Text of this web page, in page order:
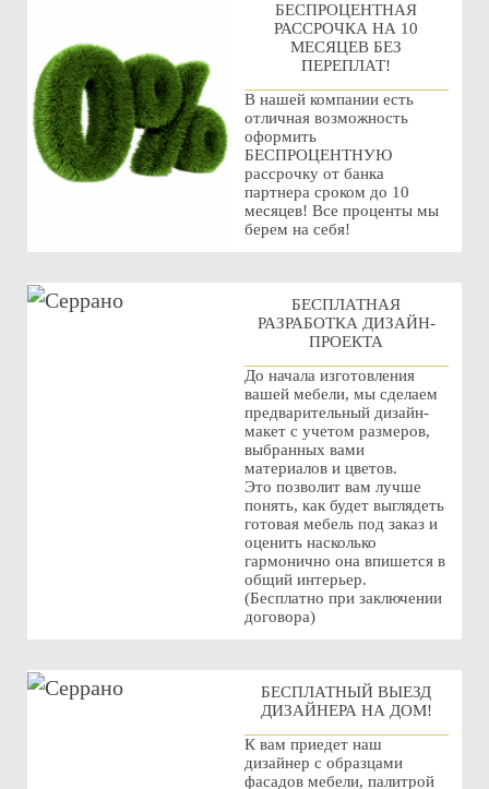
БЕСПРОЦЕНТНАЯ
РАССРОЧКА НА 10
МЕСЯЦЕВ БЕЗ
ПЕРЕПЛАТ!
В нашей компании есть
отличная возможность
оформить
БЕСПРОЦЕНТНУЮ
рассрочку от банка
партнера сроком до 10
месяцев! Все проценты мы
берем на себя!
БЕСПЛАТНАЯ
РАЗРАБОТКА ДИЗАЙН-
ПРОЕКТА
До начала изготовления
вашей мебели, мы сделаем
предварительный дизайн-
макет с учетом размеров,
выбранных вами
материалов и цветов.
Это позволит вам лучше
понять, как будет выглядеть
готовая мебель под заказ и
оценить насколько
гармонично она впишется в
общий интерьер.
(Бесплатно при заключении
договора)
БЕСПЛАТНЫЙ ВЫЕЗД
ДИЗАЙНЕРА НА ДОМ!
К вам приедет наш
дизайнер с образцами
фасадов мебели, палитрой